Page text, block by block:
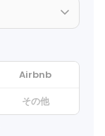
Airbnb
その他